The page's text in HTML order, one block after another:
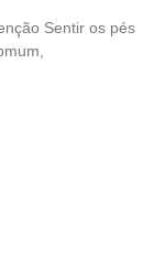
Sentir os pés